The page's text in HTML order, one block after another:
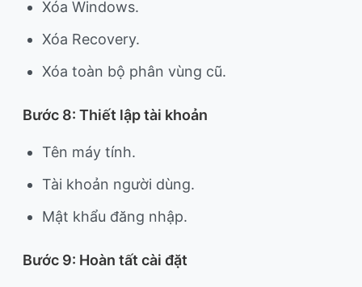
Xóa Windows.
Xóa Recovery.
Xóa toàn bộ phân vùng cũ.
Bước 8: Thiết lập tài khoản
Tên máy tính.
Tài khoản người dùng.
Mật khẩu đăng nhập.
Bước 9: Hoàn tất cài đặt